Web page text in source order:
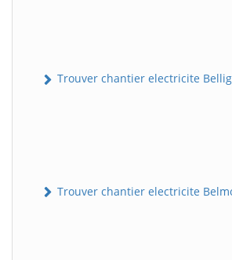
Trouver chantier electricite
Trouver chantier electricite